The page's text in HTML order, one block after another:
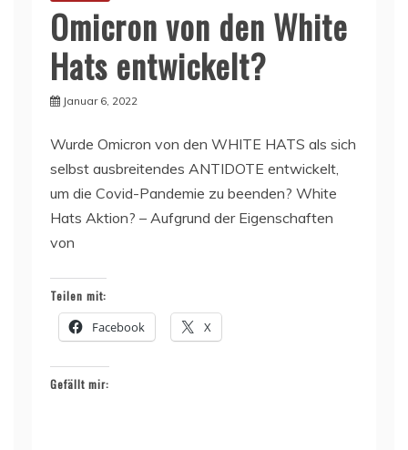
Omicron von den White
Hats entwickelt?
Januar 6, 2022
Wurde Omicron von den WHITE HATS als sich
selbst ausbreitendes ANTIDOTE entwickelt,
um die Covid-Pandemie zu beenden? White
Hats Aktion? – Aufgrund der Eigenschaften
von
Teilen mit:
Facebook X
Gefällt mir: